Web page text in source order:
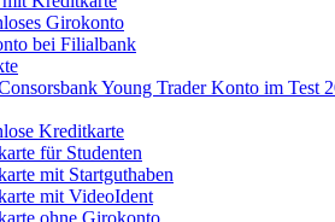
Girokonto
bei Filialbank
Young Trader Konto im Test
Kreditkarte
für Studenten
mit Startguthaben
mit VideoIdent
ohne Girokonto